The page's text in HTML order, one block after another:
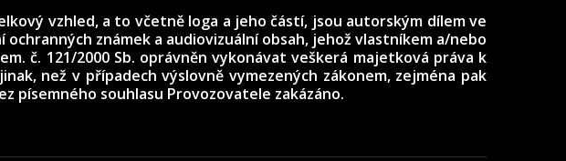
vzhled, a to včetně loga a jeho částí, jsou autorským dílem ve
známek a audiovizuální obsah, jehož vlastníkem a/nebo
č. 121/2000 Sb. oprávněn vykonávat veškerá majetková práva k
než v případech výslovně vymezených zákonem, zejména pak
písemného souhlasu Provozovatele zakázáno.